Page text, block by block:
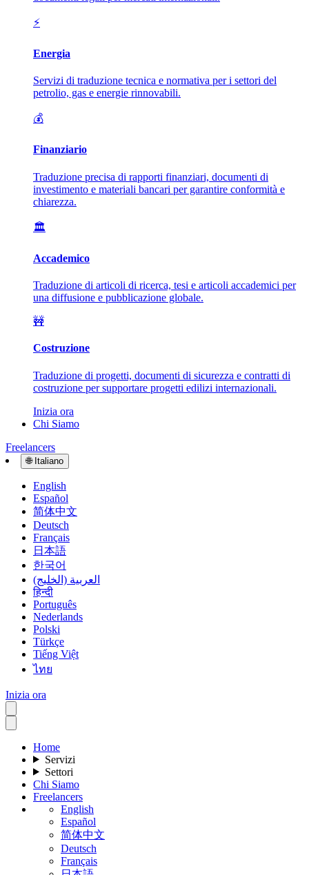
⚡
Energia
Servizi di traduzione tecnica e normativa per i settori del
petrolio, gas e energie rinnovabili.
💰
Finanziario
Traduzione precisa di rapporti finanziari, documenti di
investimento e materiali bancari per garantire conformità e
chiarezza.
🏛️
Accademico
Traduzione di articoli di ricerca, tesi e articoli accademici per
una diffusione e pubblicazione globale.
🚧
Costruzione
Traduzione di progetti, documenti di sicurezza e contratti di
costruzione per supportare progetti edilizi internazionali.
Inizia ora
Chi Siamo
Freelancers
🌐 Italiano
English
Español
简体中文
Deutsch
Français
日本語
한국어
العربية (الخليج)
हिन्दी
Português
Nederlands
Polski
Türkçe
Tiếng Việt
ไทย
Inizia ora
Home
Servizi
Settori
Chi Siamo
Freelancers
English
Español
简体中文
Deutsch
Français